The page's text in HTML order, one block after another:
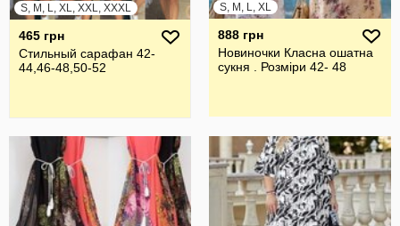
S, M, L, XL, XXL, XXXL
465 грн
Стильный сарафан 42-
44,46-48,50-52
S, M, L, XL
888 грн
Новиночки Класна ошатна
сукня . Розміри 42- 48